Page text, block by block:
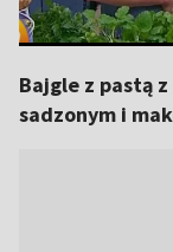
Bajgle z pastą
sadzonym i